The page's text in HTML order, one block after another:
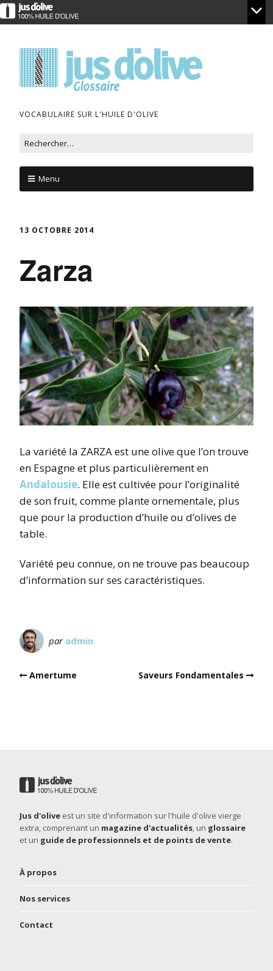
VOCABULAIRE SUR L'HUILE D'OLIVE
Menu
13 OCTOBRE 2014
Zarza
La variété la ZARZA est une olive que l’on trouve
en Espagne et plus particulièrement en
Andalousie. Elle est cultivée pour l’originalité
de son fruit, comme plante ornementale, plus
que pour la production d’huile ou d’olives de
table.
Variété peu connue, on ne trouve pas beaucoup
d’information sur ses caractéristiques.
par admin
Amertume Saveurs Fondamentales
Jus d'olive est un site d'information sur l'huile d'olive vierge
extra, comprenant un magazine d'actualités, un glossaire
et un guide de professionnels et de points de vente.
À propos
Nos services
Contact